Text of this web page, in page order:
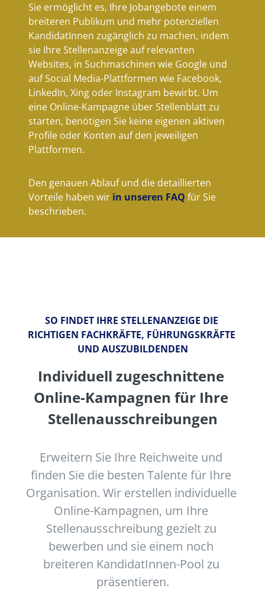
Sie ermöglicht es, Ihre Jobangebote einem
breiteren Publikum und mehr potenziellen
KandidatInnen zugänglich zu machen, indem
sie Ihre Stellenanzeige auf relevanten
Websites, in Suchmaschinen wie Google und
auf Social Media-Plattformen wie Facebook,
LinkedIn, Xing oder Instagram bewirbt. Um
eine Online-Kampagne über Stellenblatt zu
starten, benötigen Sie keine eigenen aktiven
Profile oder Konten auf den jeweiligen
Plattformen.
Den genauen Ablauf und die detaillierten
Vorteile haben wir in unseren FAQ für Sie
beschrieben.
SO FINDET IHRE STELLENANZEIGE DIE
RICHTIGEN FACHKRÄFTE, FÜHRUNGSKRÄFTE
UND AUSZUBILDENDEN
Individuell zugeschnittene
Online-Kampagnen für Ihre
Stellenausschreibungen
Erweitern Sie Ihre Reichweite und
finden Sie die besten Talente für Ihre
Organisation. Wir erstellen individuelle
Online-Kampagnen, um Ihre
Stellenausschreibung gezielt zu
bewerben und sie einem noch
breiteren KandidatInnen-Pool zu
präsentieren.